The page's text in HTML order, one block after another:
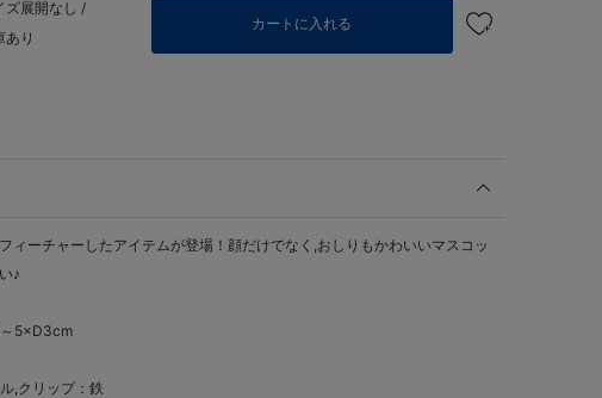
ズ展開なし /
あり
カートに入れる
ィーチャーしたアイテムが登場！顔だけでなく,おしりもかわいいマスコッ
♪
5×D3cm
,クリップ：鉄